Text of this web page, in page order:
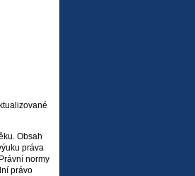
Obsah
práva
normy
právo